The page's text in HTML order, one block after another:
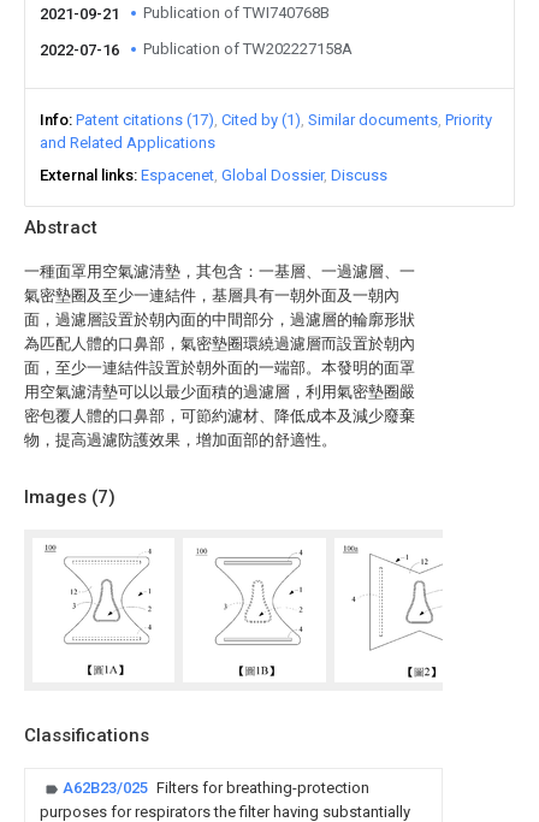
Abstract
一種面罩用空氣濾清墊，其包含：一基層、一過濾層、一
氣密墊圈及至少一連結件，基層具有一朝外面及一朝內
面，過濾層設置於朝內面的中間部分，過濾層的輪廓形狀
為匹配人體的口鼻部，氣密墊圈環繞過濾層而設置於朝內
面，至少一連結件設置於朝外面的一端部。本發明的面罩
用空氣濾清墊可以以最少面積的過濾層，利用氣密墊圈嚴
密包覆人體的口鼻部，可節約濾材、降低成本及減少廢棄
物，提高過濾防護效果，增加面部的舒適性。
Images (7)
Classifications
A62B23/025 Filters for breathing-protection
purposes for respirators the filter having substantially
2021-09-21 Publication of TWI740768B
2022-07-16 Publication of TW202227158A
Info Patent citations (17) Cited by (1) Similar documents Priority
and Related Applications
External links Espacenet Global Dossier Discuss